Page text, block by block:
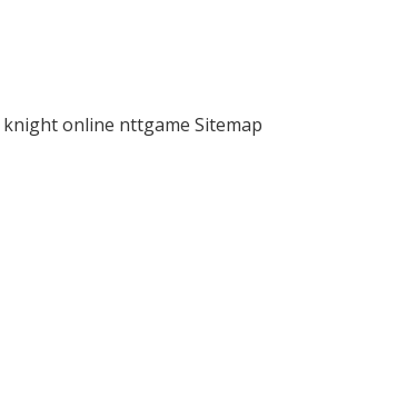
knight online nttgame Sitemap